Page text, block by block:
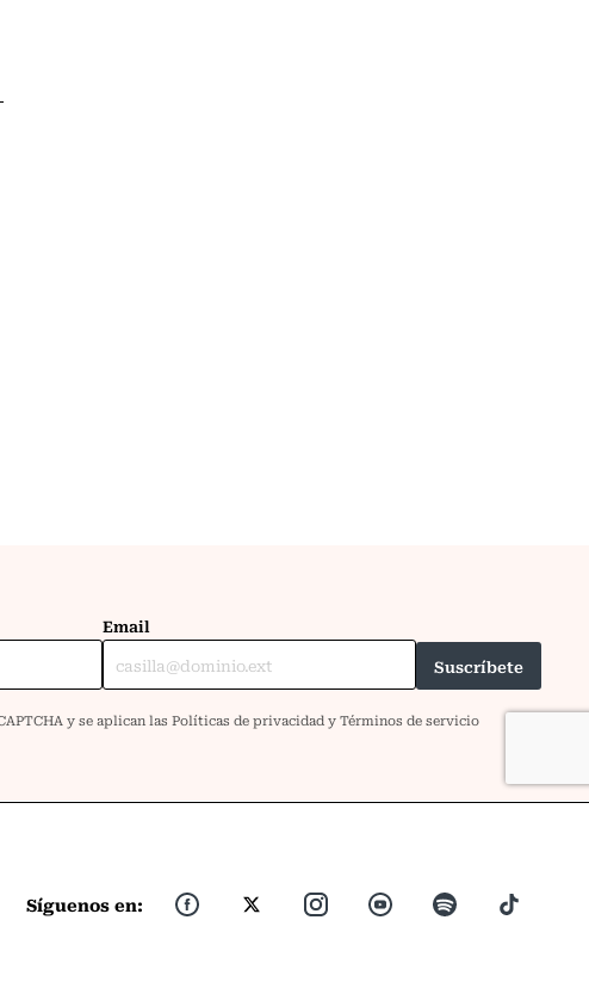
Síguenos en: